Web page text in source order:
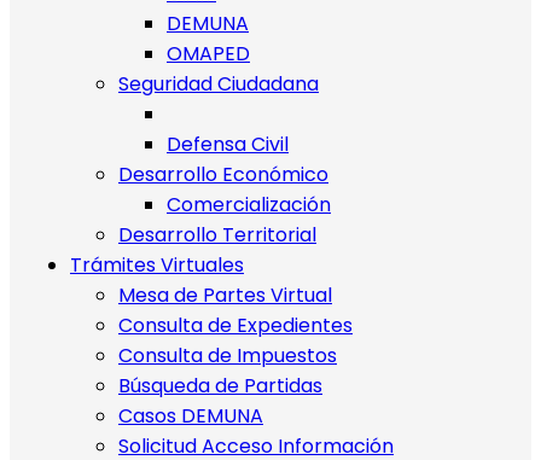
DEMUNA
OMAPED
Seguridad Ciudadana
Defensa Civil
Desarrollo Económico
Comercialización
Desarrollo Territorial
Trámites Virtuales
Mesa de Partes Virtual
Consulta de Expedientes
Consulta de Impuestos
Búsqueda de Partidas
Casos DEMUNA
Solicitud Acceso Información